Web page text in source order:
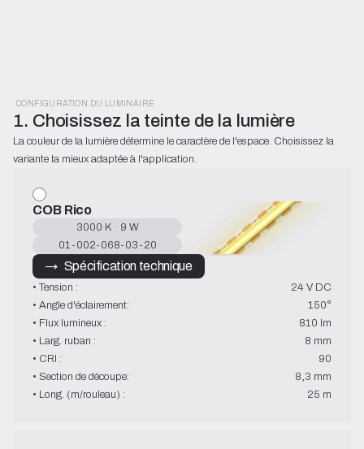
CONFIGURATION DU LUMINAIRE
1. Choisissez la teinte de la lumière
La couleur de la lumière détermine le caractère de l'espace. Choisissez la
variante la mieux adaptée à l'application.
COB Rico
3000 K · 9 W
01-002-068-03-20
→   Spécification technique
• Tension :
24 V DC
• Angle d'éclairement:
150°
• Flux lumineux :
810 lm
• Larg. ruban :
8 mm
• CRI :
90
• Section de découpe:
8,3 mm
• Long. (m/rouleau) :
25 m